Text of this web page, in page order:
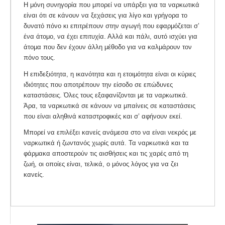
Η μόνη συνηγορία που μπορεί να υπάρξει για τα ναρκωτικά
είναι ότι σε κάνουν να ξεχάσεις για λίγο και γρήγορα το
δυνατό πόνο κι επιτρέπουν στην αγωγή που εφαρμόζεται σ’
ένα άτομο, να έχει επιτυχία. Αλλά και πάλι, αυτό ισχύει για
άτομα που δεν έχουν άλλη μέθοδο για να καλμάρουν τον
πόνο τους.
Η επιδεξιότητα, η ικανότητα και η ετοιμότητα είναι οι κύριες
ιδιότητες που αποτρέπουν την είσοδο σε επώδυνες
καταστάσεις. Όλες τους εξαφανίζονται με τα ναρκωτικά.
Άρα, τα ναρκωτικά σε κάνουν να μπαίνεις σε καταστάσεις
που είναι αληθινά καταστροφικές και σ’ αφήνουν εκεί.
Μπορεί να επιλέξει κανείς ανάμεσα στο να είναι νεκρός με
ναρκωτικά ή ζωντανός χωρίς αυτά. Τα ναρκωτικά και τα
φάρμακα αποστερούν τις αισθήσεις και τις χαρές από τη
ζωή, οι οποίες είναι, τελικά, ο μόνος λόγος για να ζει
κανείς.